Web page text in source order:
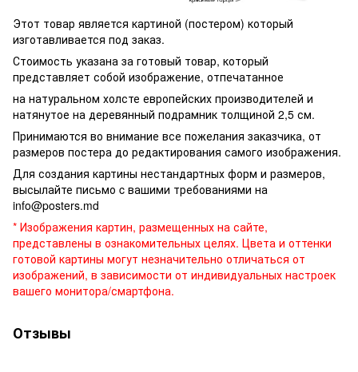
Этот товар является картиной (постером) который
изготавливается под заказ.
Стоимость указана за готовый товар, который
представляет собой изображение, отпечатанное
на натуральном холсте европейских производителей и
натянутое на деревянный подрамник толщиной 2,5 см.
Принимаются во внимание все пожелания заказчика, от
размеров постера до редактирования самого изображения.
Для создания картины нестандартных форм и размеров,
высылайте письмо c вашими требованиями на
info@posters.md
* Изображения картин, размещенных на сайте,
представлены в ознакомительных целях. Цвета и оттенки
готовой картины могут незначительно отличаться от
изображений, в зависимости от индивидуальных настроек
вашего монитора/смартфона.
Отзывы